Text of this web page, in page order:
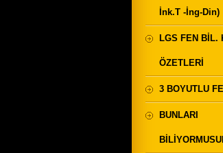
İnk.T -İng-Din)
LGS FEN BİL.
ÖZETLERİ
3 BOYUTLU
BUNLARI